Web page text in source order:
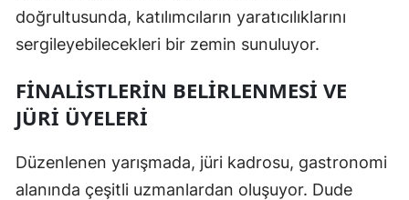
doğrultusunda, katılımcıların yaratıcılıklarını
sergileyebilecekleri bir zemin sunuluyor.
FINALISTLERIN BELIRLENMESI VE
JÜRI ÜYELERI
Düzenlenen yarışmada, jüri kadrosu, gastronomi
alanında çeşitli uzmanlardan oluşuyor. Dude